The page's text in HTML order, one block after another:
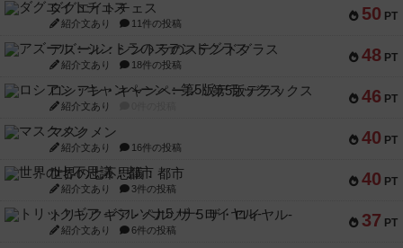
50 PT
ダグエイトチェス
紹介文あり 11件の投稿
48 PT
アズール：シントラのステンドグラス
紹介文あり 18件の投稿
46 PT
ロシアン・キャンペーン：第5版デラックス
紹介文あり
40 PT
マスクメン
紹介文あり 16件の投稿
40 PT
世界の七不思議：都市
紹介文あり 3件の投稿
37 PT
トリックギア - ペルソナ5 ザ・ロイヤル-
紹介文あり 6件の投稿